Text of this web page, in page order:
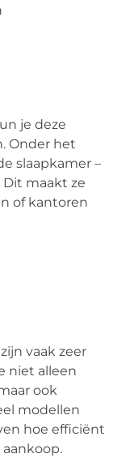
je deze
Onder het
slaapkamer –
maakt ze
of kantoren
vaak zeer
niet alleen
ook
modellen
hoe efficiënt
aankoop.